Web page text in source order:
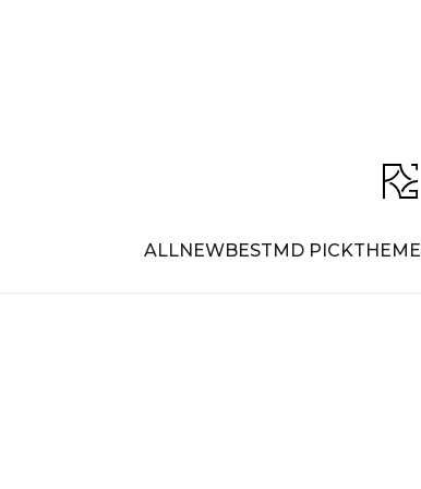
ALLNEWBESTMD PICKTHEME